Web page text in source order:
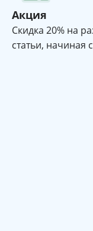
Акция
Cкидка 20% на
статьи, начиная